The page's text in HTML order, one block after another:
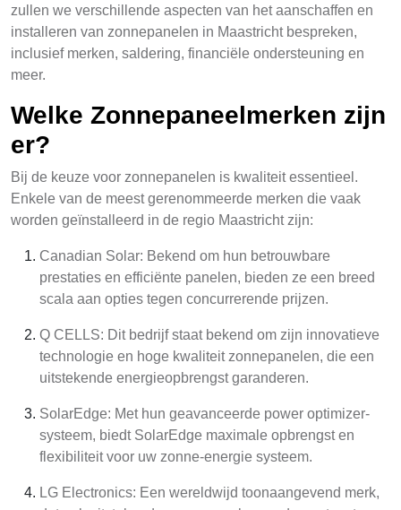
zullen we verschillende aspecten van het aanschaffen en
installeren van zonnepanelen in Maastricht bespreken,
inclusief merken, saldering, financiële ondersteuning en
meer.
Welke Zonnepaneelmerken zijn
er?
Bij de keuze voor zonnepanelen is kwaliteit essentieel.
Enkele van de meest gerenommeerde merken die vaak
worden geïnstalleerd in de regio Maastricht zijn:
Canadian Solar: Bekend om hun betrouwbare
prestaties en efficiënte panelen, bieden ze een breed
scala aan opties tegen concurrerende prijzen.
Q CELLS: Dit bedrijf staat bekend om zijn innovatieve
technologie en hoge kwaliteit zonnepanelen, die een
uitstekende energieopbrengst garanderen.
SolarEdge: Met hun geavanceerde power optimizer-
systeem, biedt SolarEdge maximale opbrengst en
flexibiliteit voor uw zonne-energie systeem.
LG Electronics: Een wereldwijd toonaangevend merk,